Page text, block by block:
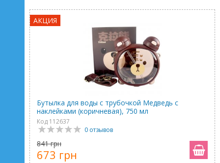
АКЦИЯ
Бутылка для воды с трубочкой Медведь с
наклейками (коричневая), 750 мл
Код 112637
0 отзывов
841 грн
673 грн